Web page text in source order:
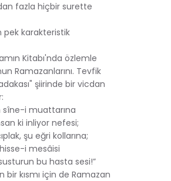
fazla hiçbir surette
karakteristik
Kitabı'nda özlemle
Ramazanlarını. Tevfik
şiirinde bir vicdan
sîne-i muattarına
ki inliyor nefesi;
şu eğri kollarına;
i mesâisi
bu hasta sesi!”
bir kısmı için de Ramazan